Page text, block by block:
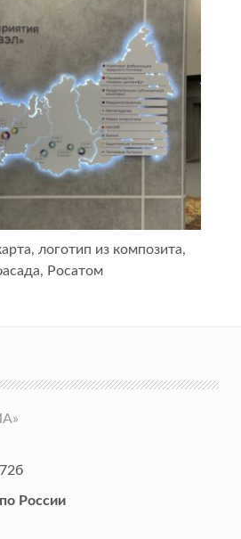
, логотип из композита,
, Росатом
России